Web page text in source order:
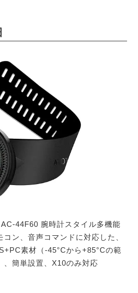
44F60 腕時計スタイル多機能
コン、音声コマンドに対応した、
素材（-45°Cから+85°Cの範
、簡単設置、X10のみ対応